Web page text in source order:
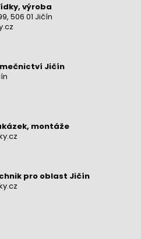
výroba
506 01 Jičín
Jičín
montáže
pro oblast Jičín